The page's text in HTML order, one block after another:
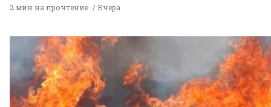
2 мин на прочтение Вчера